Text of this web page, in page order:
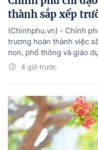
thành sắp xếp
4 giờ trước
(Chinhphu.vn) - Chính
trương hoàn thành việc
non, phổ thông và giáo